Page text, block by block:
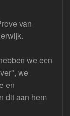
van
we een
we
en
dit aan hem